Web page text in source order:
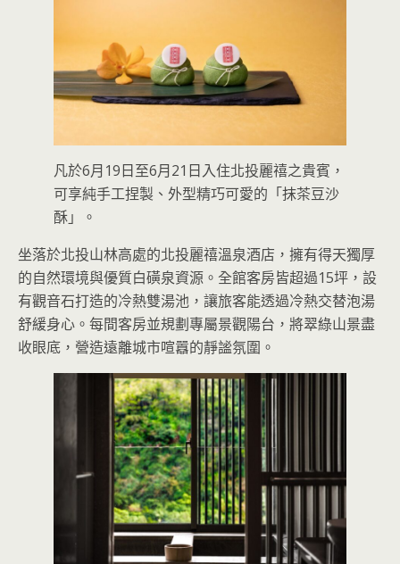
凡於6月19日至6月21日入住北投麗禧之貴賓，
可享純手工捏製、外型精巧可愛的「抹茶豆沙
酥」。
坐落於北投山林高處的北投麗禧溫泉酒店，擁有得天獨厚
的自然環境與優質白磺泉資源。全館客房皆超過15坪，設
有觀音石打造的冷熱雙湯池，讓旅客能透過冷熱交替泡湯
舒緩身心。每間客房並規劃專屬景觀陽台，將翠綠山景盡
收眼底，營造遠離城市喧囂的靜謐氛圍。